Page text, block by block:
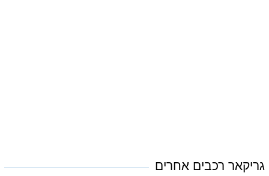
גריקאר רכבים אחרים